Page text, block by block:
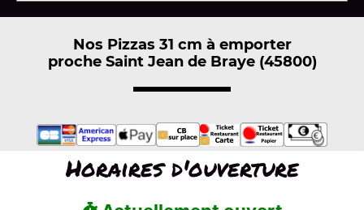
Nos Pizzas 31 cm à emporter
proche Saint Jean de Braye (45800)
Horaires d'ouverture